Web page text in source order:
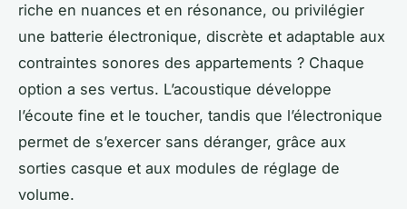
riche en nuances et en résonance, ou privilégier
une batterie électronique, discrète et adaptable aux
contraintes sonores des appartements ? Chaque
option a ses vertus. L’acoustique développe
l’écoute fine et le toucher, tandis que l’électronique
permet de s’exercer sans déranger, grâce aux
sorties casque et aux modules de réglage de
volume.